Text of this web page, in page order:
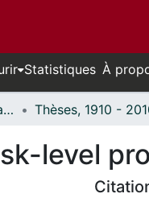
Statistiques À
Thèses uOttawa // uOttawa Theses
level